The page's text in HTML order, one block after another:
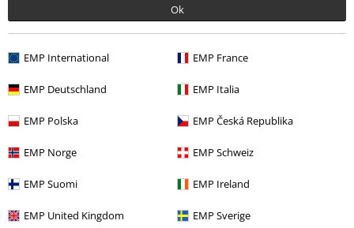
Ok
EMP International EMP France
EMP Deutschland EMP Italia
EMP Polska EMP Česká Republika
EMP Norge EMP Schweiz
EMP Suomi EMP Ireland
EMP United Kingdom EMP Sverige
37% RABAT
Frakr 186.95